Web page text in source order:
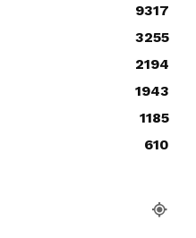
9317
3255
2194
1943
1185
610